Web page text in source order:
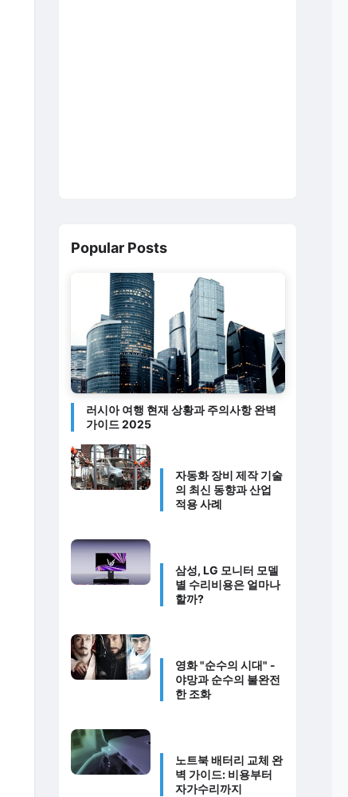
Popular Posts
러시아 여행 현재 상황과 주의사항 완벽
가이드 2025
자동화 장비 제작 기술
의 최신 동향과 산업
적용 사례
삼성, LG 모니터 모델
별 수리비용은 얼마나
할까?
영화 "순수의 시대" -
야망과 순수의 불완전
한 조화
노트북 배터리 교체 완
벽 가이드: 비용부터
자가수리까지